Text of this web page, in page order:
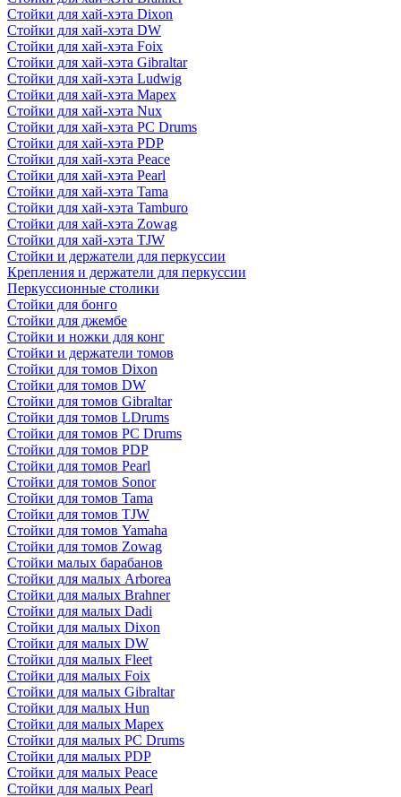
Стойки для хай-хэта Dixon
Стойки для хай-хэта DW
Стойки для хай-хэта Foix
Стойки для хай-хэта Gibraltar
Стойки для хай-хэта Ludwig
Стойки для хай-хэта Mapex
Стойки для хай-хэта Nux
Стойки для хай-хэта PC Drums
Стойки для хай-хэта PDP
Стойки для хай-хэта Peace
Стойки для хай-хэта Pearl
Стойки для хай-хэта Tama
Стойки для хай-хэта Tamburo
Стойки для хай-хэта Zowag
Стойки для хай-хэта TJW
Стойки и держатели для перкуссии
Крепления и держатели для перкуссии
Перкуссионные столики
Стойки для бонго
Стойки для джембе
Стойки и ножки для конг
Стойки и держатели томов
Стойки для томов Dixon
Стойки для томов DW
Стойки для томов Gibraltar
Стойки для томов LDrums
Стойки для томов PC Drums
Стойки для томов PDP
Стойки для томов Pearl
Стойки для томов Sonor
Стойки для томов Tama
Стойки для томов TJW
Стойки для томов Yamaha
Стойки для томов Zowag
Стойки малых барабанов
Стойки для малых Arborea
Стойки для малых Brahner
Стойки для малых Dadi
Стойки для малых Dixon
Стойки для малых DW
Стойки для малых Fleet
Стойки для малых Foix
Стойки для малых Gibraltar
Стойки для малых Hun
Стойки для малых Mapex
Стойки для малых PC Drums
Стойки для малых PDP
Стойки для малых Peace
Стойки для малых Pearl